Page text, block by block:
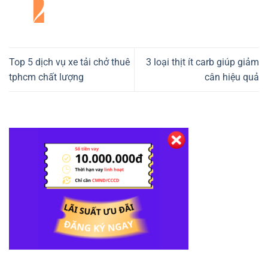
Top 5 dịch vụ xe tải chở thuê
tphcm chất lượng
3 loại thịt ít carb giúp giảm
cân hiệu quả